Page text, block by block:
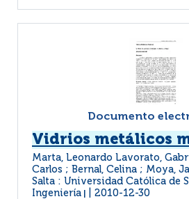
Documento
Vidrios metálicos
Marta, Leonardo Lavorato,
Carlos ; Bernal, Celina ; Moya,
Salta : Universidad Católica de
Ingeniería
2010-12-30